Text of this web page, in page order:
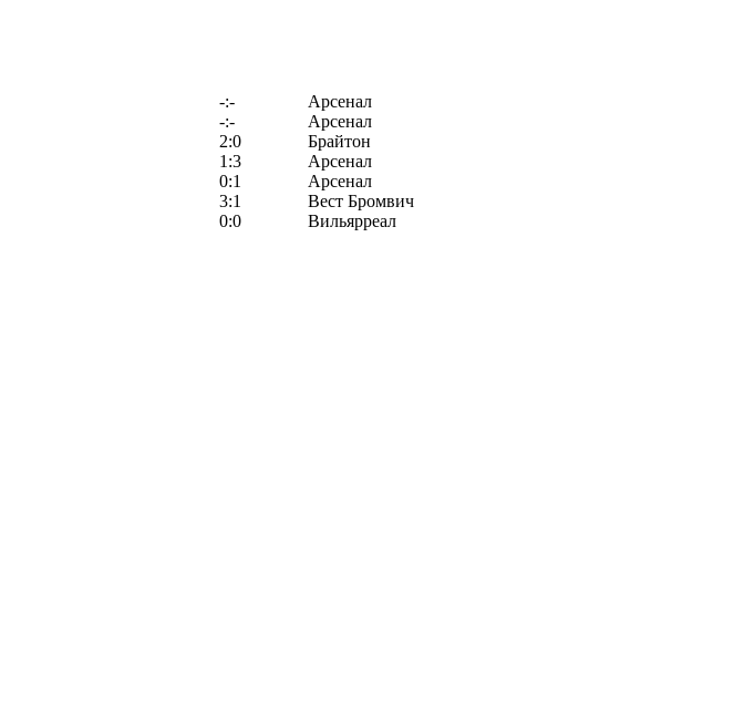
-:-
Арсенал
-:-
Арсенал
2:0
Брайтон
1:3
Арсенал
0:1
Арсенал
3:1
Вест Бромвич
0:0
Вильярреал